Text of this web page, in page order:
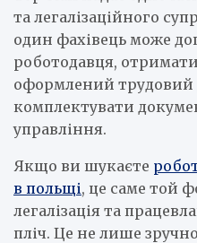
та легалізаційного
один фахівець може
роботодавця,
оформлений трудовий
комплектувати
управління.
Якщо ви шукаєте
в польщі, це саме той
легалізація та
пліч. Це не лише